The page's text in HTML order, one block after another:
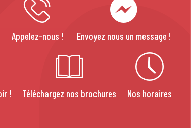
Appelez-nous ! Envoyez nous un message !
! Téléchargez nos brochures Nos horaires